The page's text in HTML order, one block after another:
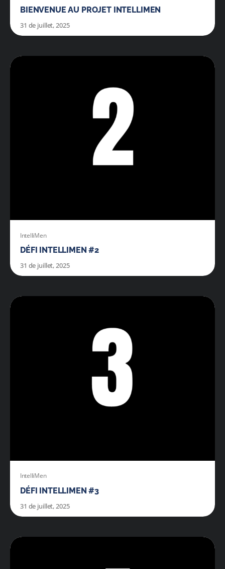
BIENVENUE AU PROJET INTELLIMEN
31 de juillet, 2025
IntelliMen
DÉFI INTELLIMEN #2
31 de juillet, 2025
IntelliMen
DÉFI INTELLIMEN #3
31 de juillet, 2025